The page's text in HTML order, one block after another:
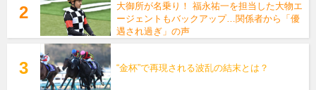
大御所が名乗り！ 福永祐一を担当した大物エ
ージェントもバックアップ…関係者から「優
遇され過ぎ」の声
“金杯”で再現される波乱の結末とは？